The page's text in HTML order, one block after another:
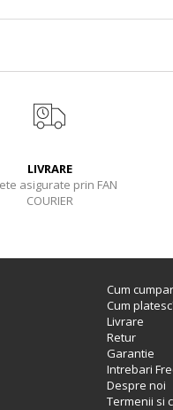
LIVRARE
asigurate prin FAN
COURIER
Cum
Cum
Livrare
Retur
Garantie
Intrebari
Despre noi
Termenii si